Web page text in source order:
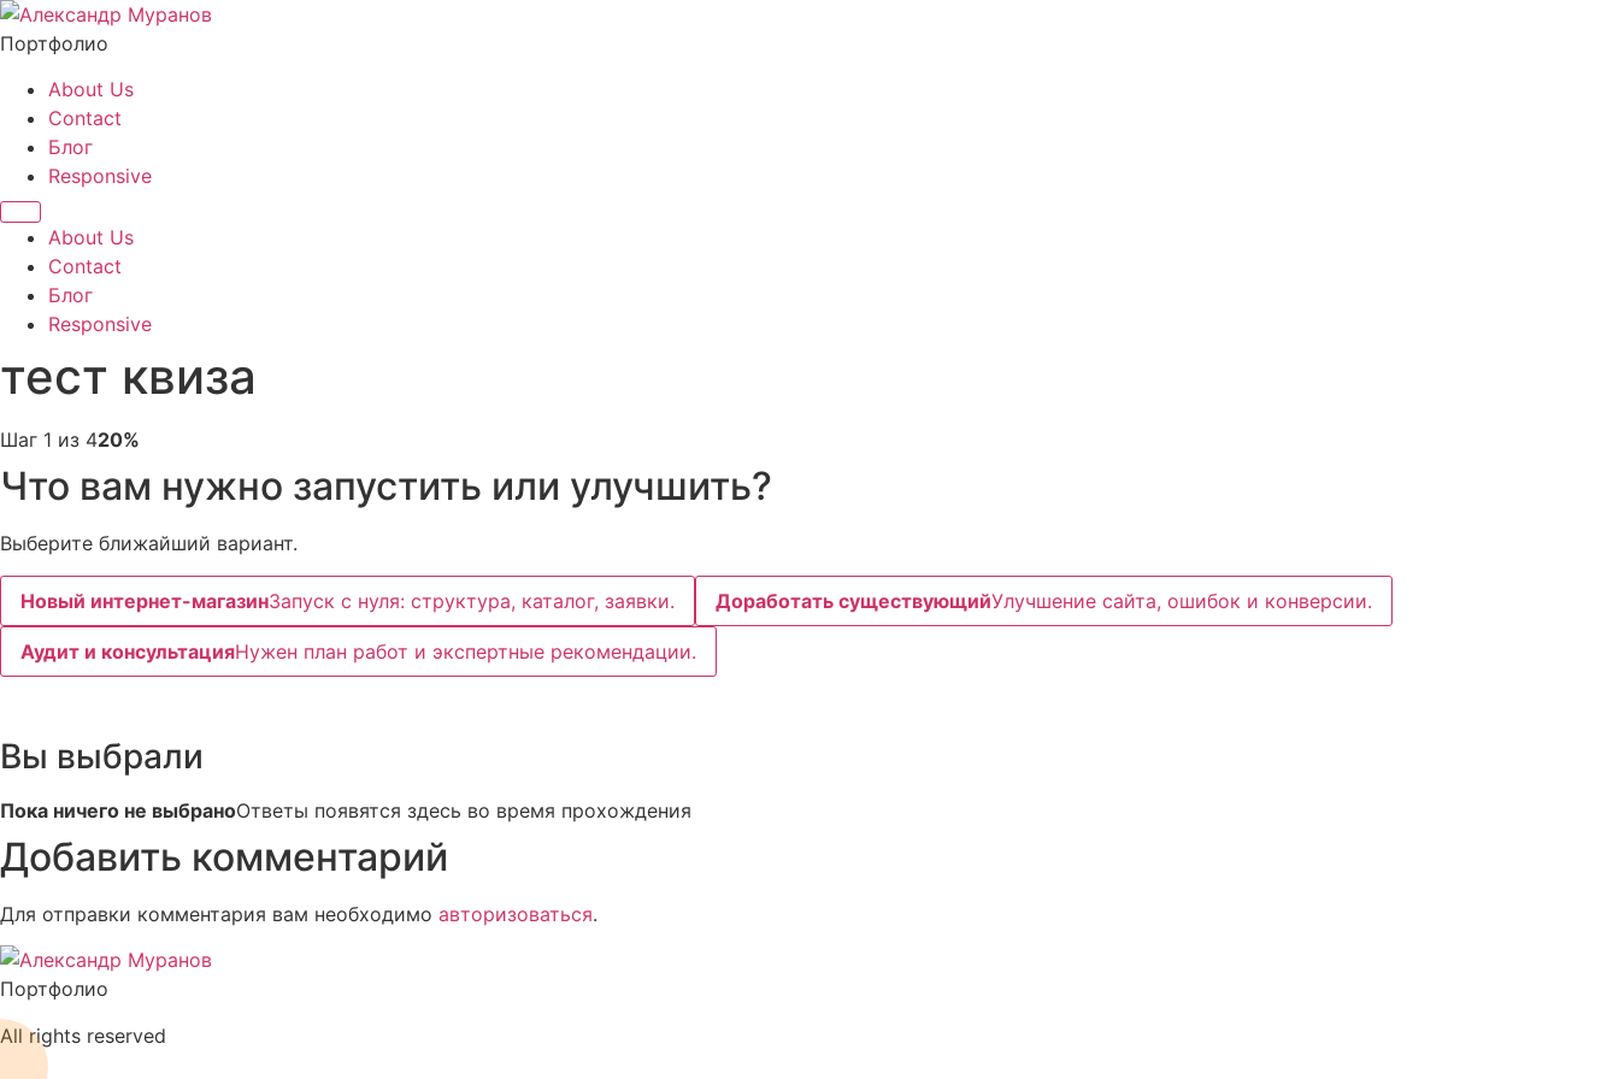
Перейти
к
Портфолио
About Us
Contact
Блог
Responsive
About Us
Contact
Блог
Responsive
тест квиза
Шаг 1 из 420%
Что вам нужно запустить или улучшить?
Выберите ближайший вариант.
Новый интернет-магазинЗапуск с нуля: структура, каталог, заявки. Доработать существующийУлучшение сайта, ошибок и конверсии.
Аудит и консультацияНужен план работ и экспертные рекомендации.
Вы выбрали
Пока ничего не выбраноОтветы появятся здесь во время прохождения
Добавить комментарий
Для отправки комментария вам необходимо авторизоваться.
Портфолио
All rights reserved